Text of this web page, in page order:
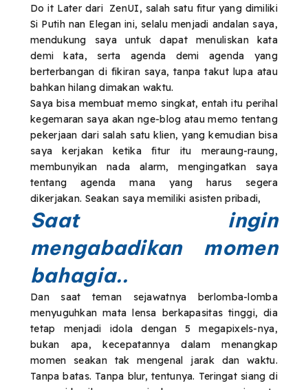
Do it Later dari ZenUI, salah satu fitur yang dimiliki
Si Putih nan Elegan ini, selalu menjadi andalan saya,
mendukung saya untuk dapat menuliskan kata
demi kata, serta agenda demi agenda yang
berterbangan di fikiran saya, tanpa takut lupa atau
bahkan hilang dimakan waktu.
Saya bisa membuat memo singkat, entah itu perihal
kegemaran saya akan nge-blog atau memo tentang
pekerjaan dari salah satu klien, yang kemudian bisa
saya kerjakan ketika fitur itu meraung-raung,
membunyikan nada alarm, mengingatkan saya
tentang agenda mana yang harus segera
dikerjakan. Seakan saya memiliki asisten pribadi,
Saat ingin
mengabadikan momen
bahagia..
Dan saat teman sejawatnya berlomba-lomba
menyuguhkan mata lensa berkapasitas tinggi, dia
tetap menjadi idola dengan 5 megapixels-nya,
bukan apa, kecepatannya dalam menangkap
momen seakan tak mengenal jarak dan waktu.
Tanpa batas. Tanpa blur, tentunya. Teringat siang di